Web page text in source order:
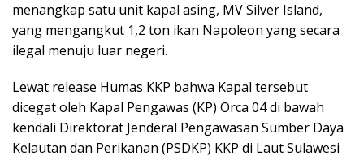
menangkap satu unit kapal asing, MV Silver Island,
yang mengangkut 1,2 ton ikan Napoleon yang secara
ilegal menuju luar negeri.
Lewat release Humas KKP bahwa Kapal tersebut
dicegat oleh Kapal Pengawas (KP) Orca 04 di bawah
kendali Direktorat Jenderal Pengawasan Sumber Daya
Kelautan dan Perikanan (PSDKP) KKP di Laut Sulawesi